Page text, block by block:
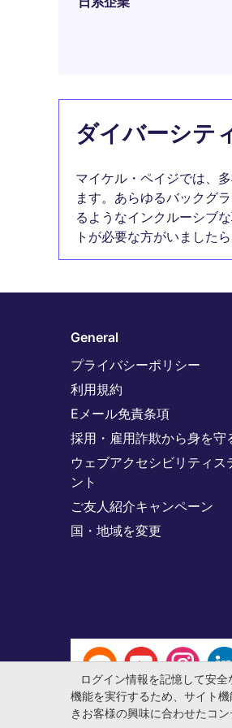
ダイバーシテ
マイケル・ペイジでは、
ます。あらゆるバックグ
るようなインクルーシブ
トが必要な方がいましたら
General
プライバシーポリシー
利用規約
Eメール免責条項
採用・雇用詐欺から身を守
ウェブアクセシビリティス
ント
ご友人紹介キャンペーン
国・地域を変更
ログイン情報を記憶して安
機能を実行するため、サイト
きお客様の興味に合わせたコ